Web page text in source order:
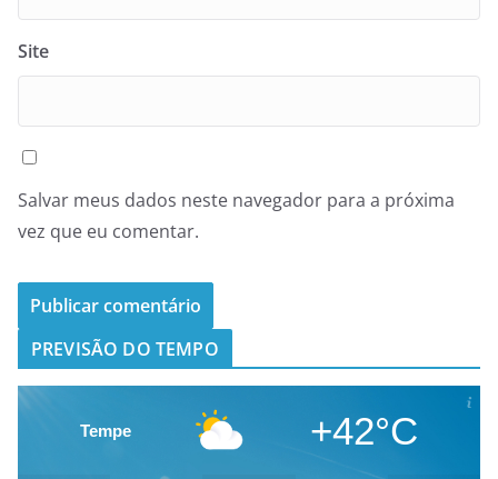
Site
Salvar meus dados neste navegador para a próxima
vez que eu comentar.
PREVISÃO DO TEMPO
Tempe +42°C